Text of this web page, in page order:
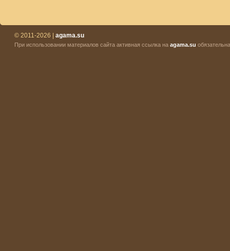
© 2011-2026 | agama.su
При использовании материалов сайта активная ссылка на agama.su